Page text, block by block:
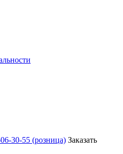
30-55 (розница) Заказать